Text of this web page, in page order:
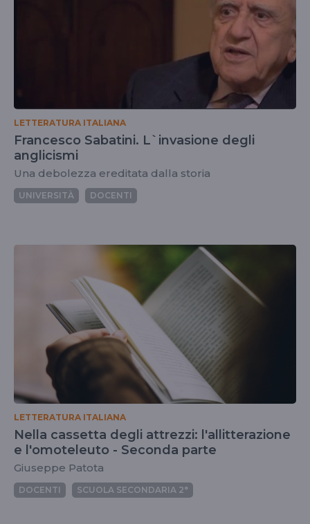
LETTERATURA ITALIANA
Francesco Sabatini. L`invasione degli
anglicismi
Una debolezza ereditata dalla storia
UNIVERSITÀ DOCENTI
LETTERATURA ITALIANA
Nella cassetta degli attrezzi: l'allitterazione
e l'omoteleuto - Seconda parte
Giuseppe Patota
DOCENTI SCUOLA SECONDARIA 2°